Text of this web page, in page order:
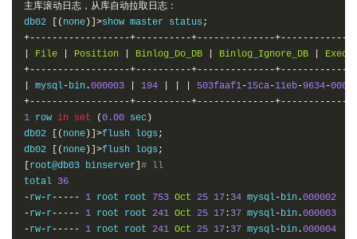
主库滚动日志，从库自动拉取日志：
db02
[( none )]>show master status ;
+------------------+----------+--------------
File Position Binlog_Do_DB Binlog_Ignore_DB
+------------------+----------+--------------
mysql-bin .000003 194 503faaf1-15ca-11eb-9634-
+------------------+----------+--------------
1 row in set (0.00 sec )
db02
[( none )]>flush logs ;
db02
[( none )]>flush logs ;
root@db03 binserver # ll
total 36
-rw-r----- 1 root root 753 Oct 25 17 : 34 mysql-bin .000002
-rw-r----- 1 root root 241 Oct 25 17 : 37 mysql-bin .000003
-rw-r----- 1 root root 241 Oct 25 17 : 37 mysql-bin .000004